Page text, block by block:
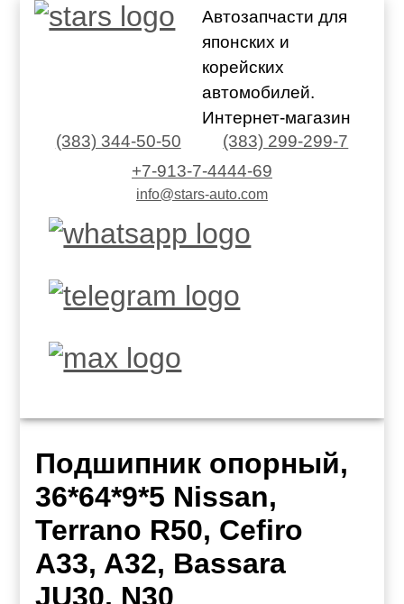
Автозапчасти для
японских и
корейских
автомобилей.
Интернет-магазин
(383) 344-50-50
(383) 299-299-7
+7-913-7-4444-69
info@stars-auto.com
Подшипник опорный,
36*64*9*5 Nissan,
Terrano R50, Cefiro
A33, A32, Bassara
JU30, N30